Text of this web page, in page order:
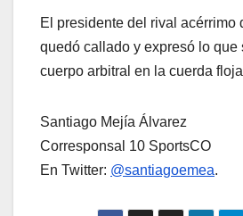
El presidente del rival acérrimo
quedó callado y expresó lo que
cuerpo arbitral en la cuerda
Santiago Mejía Álvarez
Corresponsal 10 SportsCO
En Twitter: @santiagoemea.